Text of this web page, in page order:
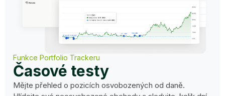
Funkce Portfolio Trackeru
Časové testy
Mějte přehled o pozicích osvobozených od daně.